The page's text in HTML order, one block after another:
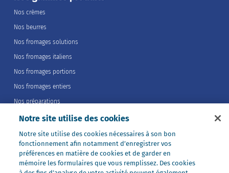
Nos crèmes
Nos beurres
Nos fromages solutions
Nos fromages italiens
Nos fromages portions
Nos fromages entiers
Nos préparations
Nos ultra-frais
Nos laits
Nos marques
Président Professionnel
Notre site utilise des cookies
Notre site utilise des cookies nécessaires à son bon
fonctionnement afin notamment d’enregistrer vos
préférences en matière de cookies et de garder en
mémoire les formulaires que vous remplissez. Des cookies